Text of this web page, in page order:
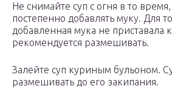
Не снимайте суп с огня в то время,
постепенно добавлять муку. Для
добавленная мука не приставала
рекомендуется размешивать.
Залейте суп куриным бульоном.
размешивать до его закипания.